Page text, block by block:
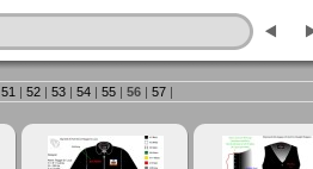
51 | 52 | 53 | 54 | 55 | 56 | 57 |